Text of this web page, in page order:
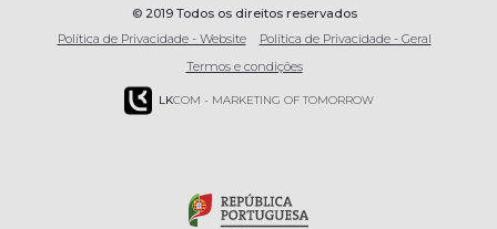
© 2019 Todos os direitos reservados
Política de Privacidade - Website
Política de Privacidade - Geral
Termos e condições
LKCOM - MARKETING OF TOMORROW